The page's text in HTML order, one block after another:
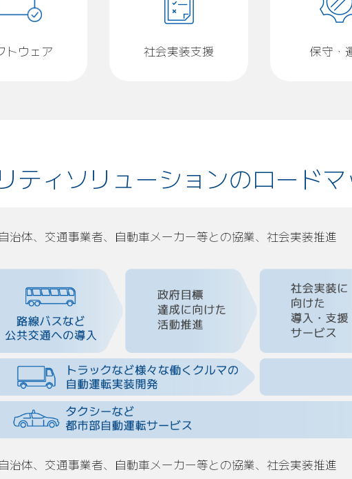
トウェア 社会実装支援 保守・
ティソリューションのロード
治体、交通事業者、自動車メーカー等との協業、社会実装推進
治体、交通事業者、自動車メーカー等との協業、社会実装推進